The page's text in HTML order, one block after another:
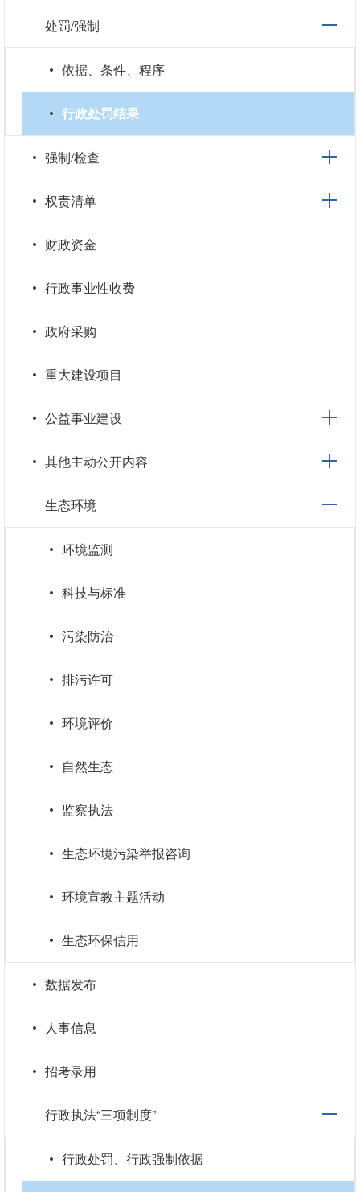
处罚/强制
依据、条件、程序
行政处罚结果
强制/检查
权责清单
财政资金
行政事业性收费
政府采购
重大建设项目
公益事业建设
其他主动公开内容
生态环境
环境监测
科技与标准
污染防治
排污许可
环境评价
自然生态
监察执法
生态环境污染举报咨询
环境宣教主题活动
生态环保信用
数据发布
人事信息
招考录用
行政执法“三项制度”
行政处罚、行政强制依据